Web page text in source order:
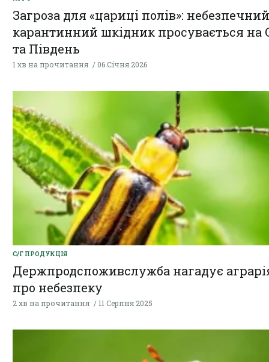
Загроза для «цариці полів»: небезпечний
карантинний шкідник просувається на
та Південь
1 хв на прочитання 06 Січня 2026
С/Г ПРОДУКЦІЯ
Держпродспоживслужба нагадує
про небезпеку
2 хв на прочитання 11 Серпня 2025